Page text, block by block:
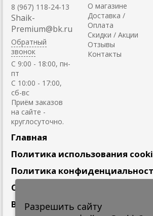
8 (967) 118-24-13
Shaik-
Premium@bk.ru
Обратный
звонок
C 9:00 - 18:00, пн-
пт
С 10:00 - 17:00,
сб-вс
Приём заказов
на сайте -
круглосуточно.
О магазине
Доставка /
Оплата
Скидки / Акции
Отзывы
Контакты
Главная
Политика использования
Политика
Сотрудничество
Вакансии
Разрешить сайту